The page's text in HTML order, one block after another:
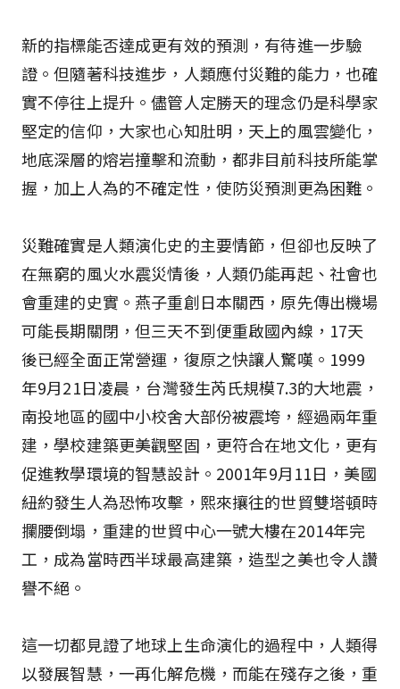
新的指標能否達成更有效的預測，有待進一步驗
證。但隨著科技進步，人類應付災難的能力，也確
實不停往上提升。儘管人定勝天的理念仍是科學家
堅定的信仰，大家也心知肚明，天上的風雲變化，
地底深層的熔岩撞擊和流動，都非目前科技所能掌
握，加上人為的不確定性，使防災預測更為困難。
災難確實是人類演化史的主要情節，但卻也反映了
在無窮的風火水震災情後，人類仍能再起、社會也
會重建的史實。燕子重創日本關西，原先傳出機場
可能長期關閉，但三天不到便重啟國內線，17天
後已經全面正常營運，復原之快讓人驚嘆。1999
年9月21日凌晨，台灣發生芮氏規模7.3的大地震，
南投地區的國中小校舍大部份被震垮，經過兩年重
建，學校建築更美觀堅固，更符合在地文化，更有
促進教學環境的智慧設計。2001年9月11日，美國
紐約發生人為恐怖攻擊，熙來攘往的世貿雙塔頓時
攔腰倒塌，重建的世貿中心一號大樓在2014年完
工，成為當時西半球最高建築，造型之美也令人讚
譽不絕。
這一切都見證了地球上生命演化的過程中，人類得
以發展智慧，一再化解危機，而能在殘存之後，重